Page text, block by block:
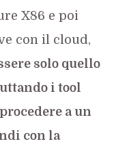
X86 e poi
con il cloud,
solo quello
i tool
a un
con la